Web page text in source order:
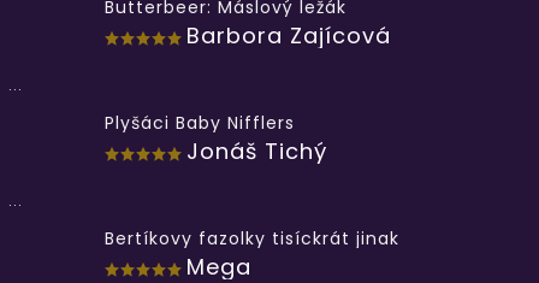
Butterbeer: Máslový ležák
Barbora Zajícová
...
Plyšáci Baby Nifflers
Jonáš Tichý
...
Bertíkovy fazolky tisíckrát jinak
Mega